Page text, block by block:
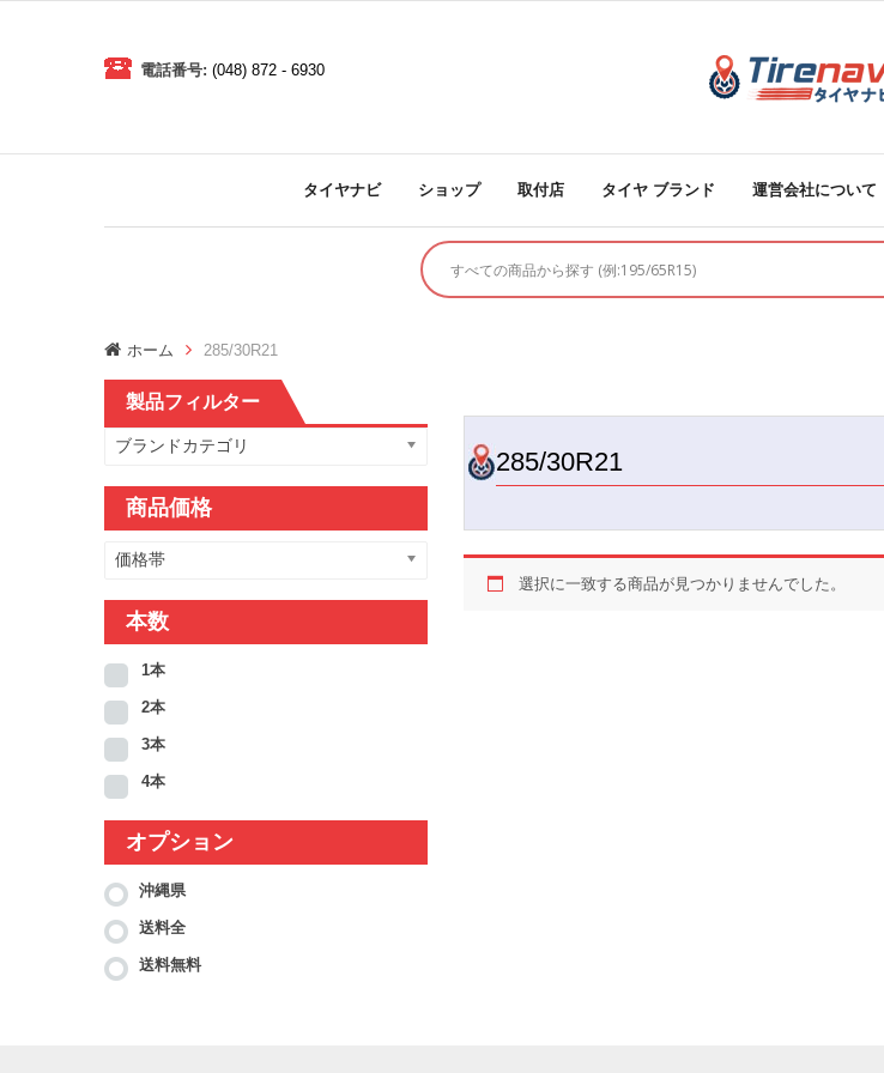
電話番号: (048) 872 - 6930
タイヤナビ ショップ 取付店 タイヤ ブランド 運営会社について
ホーム 285/30R21
製品フィルター
ブランドカテゴリ
商品価格
価格帯
本数
1本
2本
3本
4本
オプション
沖縄県
送料全
送料無料
285/30R21
選択に一致する商品が見つかりませんでした。